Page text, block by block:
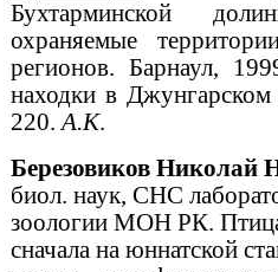
Бухтарминской
охраняемые
регионов. Барнаул,
находки в
220.А.К.
Березовиков Николай
биол. наук, СНС
зоологии МОН РК.
сначала на юннатской